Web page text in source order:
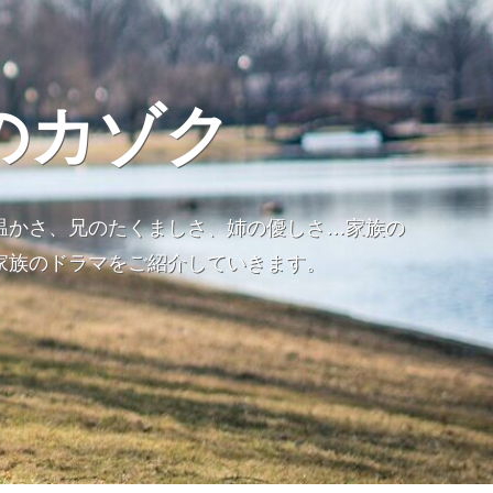
カゾク
かさ、兄のたくましさ、姉の優しさ…家族の
のドラマをご紹介していきます。